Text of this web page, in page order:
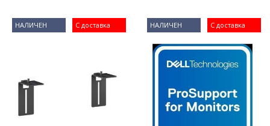
С доставка
НАЛИЧЕН С доставка
НАЛИЧЕН